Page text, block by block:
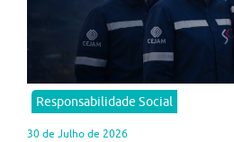
Responsabilidade Social
30 de Julho de 2026